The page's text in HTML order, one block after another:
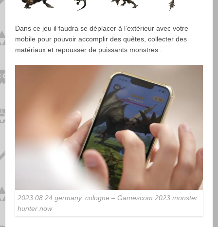
Dans ce jeu il faudra se déplacer à l’extérieur avec votre
mobile pour pouvoir accomplir des quêtes, collecter des
matériaux et repousser de puissants monstres .
2023.08.24 germany, cologne – Gamescom 2023 monster
hunter now